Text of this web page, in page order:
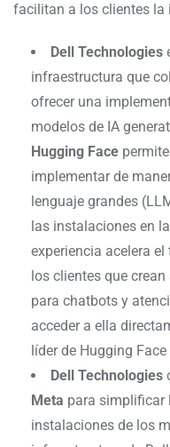
facilitan a los clientes la
Dell Technologies
infraestructura que
ofrecer una
modelos de IA
Hugging Face
implementar de
lenguaje grandes
las instalaciones en
experiencia acelera
los clientes que
para chatbots y
acceder a ella
líder de Hugging
Dell Technologies
Meta para simplificar
instalaciones de los